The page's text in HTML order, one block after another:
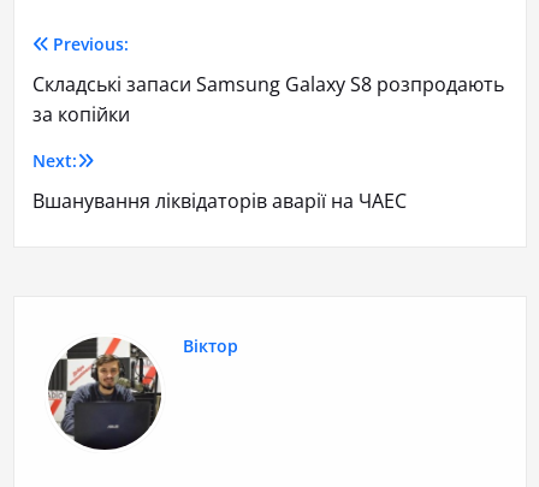
Previous:
Складські запаси Samsung Galaxy S8 розпродають
за копійки
Next:
Вшанування ліквідаторів аварії на ЧАЕС
Віктор